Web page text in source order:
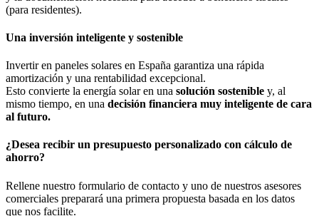
(para residentes).
Una inversión inteligente y sostenible
Invertir en paneles solares en España garantiza una rápida
amortización y una rentabilidad excepcional.
Esto convierte la energía solar en una solución sostenible y, al
mismo tiempo, en una decisión financiera muy inteligente de cara
al futuro.
¿Desea recibir un presupuesto personalizado con cálculo de
ahorro?
Rellene nuestro formulario de contacto y uno de nuestros asesores
comerciales preparará una primera propuesta basada en los datos
que nos facilite.